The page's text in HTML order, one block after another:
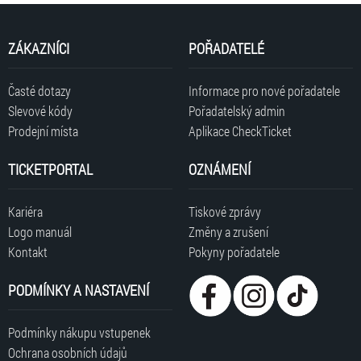
Na tento koncert nelze rezervovat vstupenky, je možný pouze přímý
Za platnost a pravost vstupenek zakoupených mimo síť Ticketportal
neručíme.
Tisková zpráva
Pokyny pořadatele
INFO ZTP/P
ZÁKAZNÍCI
Časté dotazy
Slevové kódy
Prodejní místa
POŘADATELÉ
Informace pro nové pořadatele
Pořadatelský admin
Aplikace CheckTicket
TICKETPORTAL
Kariéra
Logo manuál
Kontakt
OZNÁMENÍ
Tiskové zprávy
Změny a zrušení
Pokyny pořadatele
PODMÍNKY A NASTAVENÍ
Podmínky nákupu vstupenek
Ochrana osobních údajů